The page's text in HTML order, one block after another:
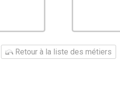
Retour à la liste des métiers